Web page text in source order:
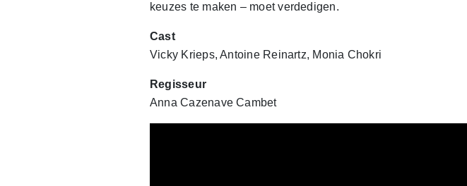
keuzes te maken – moet verdedigen.
Cast
Vicky Krieps, Antoine Reinartz, Monia Chokri
Regisseur
Anna Cazenave Cambet